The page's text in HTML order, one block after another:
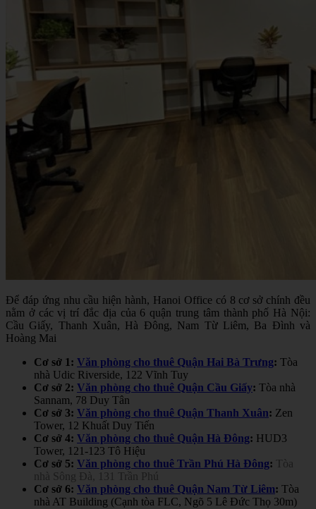
Để đáp ứng nhu cầu hiện hành, Hanoi Office có 8 cơ sở chính đều
nằm ở các vị trí đắc địa của 6 quận trung tâm thành phố Hà Nội:
Cầu Giấy, Thanh Xuân, Hà Đông, Nam Từ Liêm, Ba Đình và
Hoàng Mai
Cơ sở 1: Văn phòng cho thuê Quận Hai Bà Trưng: Tòa
nhà Udic Riverside, 122 Vĩnh Tuy
Cơ sở 2: Văn phòng cho thuê Quận Cầu Giấy: Tòa nhà
Sannam, 78 Duy Tân
Cơ sở 3: Văn phòng cho thuê Quận Thanh Xuân: Zen
Tower, 12 Khuất Duy Tiến
Cơ sở 4: Văn phòng cho thuê Quận Hà Đông: HUD3
Tower, 121-123 Tô Hiệu
Cơ sở 5: Văn phòng cho thuê Trần Phú Hà Đông: Tòa
nhà Sông Đà, 131 Trần Phú
Cơ sở 6: Văn phòng cho thuê Quận Nam Từ Liêm: Tòa
nhà AT Building (Cạnh tòa FLC, Ngõ 5 Lê Đức Thọ 30m)